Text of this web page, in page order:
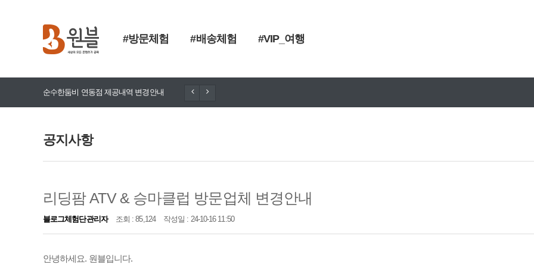
#방문체험 #배송체험 #VIP_여행
순수한둠비 연동점 제공내역 변경안내
공지사항
리딩팜 ATV & 승마클럽 방문업체 변경안내
블로그체험단관리자 조회 : 85,124 작성일 : 24-10-16 11:50
안녕하세요. 원블입니다.